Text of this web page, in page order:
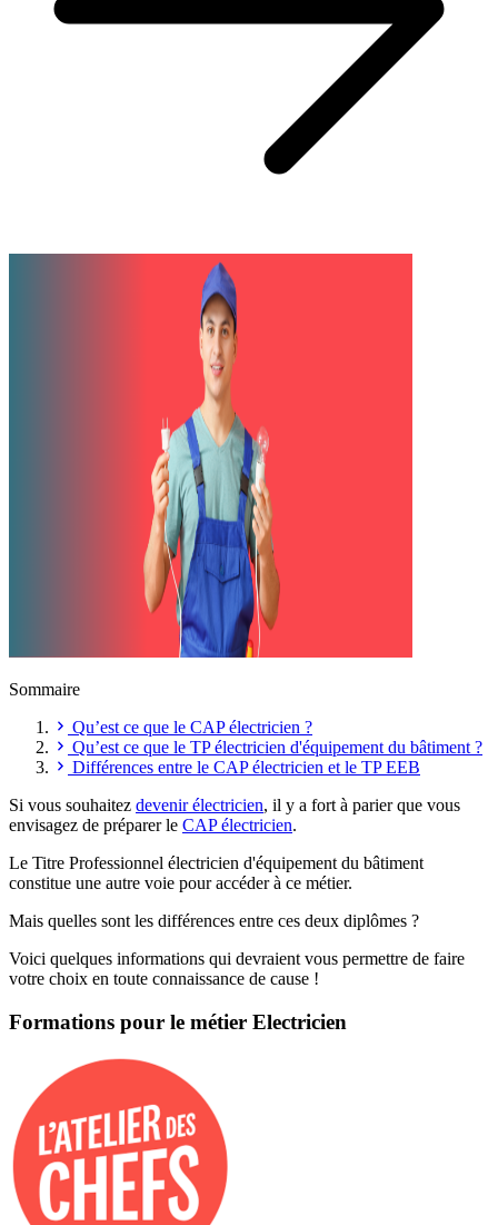
Sommaire
Qu’est ce que le CAP électricien ?
Qu’est ce que le TP électricien d'équipement du bâtiment ?
Différences entre le CAP électricien et le TP EEB
Si vous souhaitez devenir électricien, il y a fort à parier que vous
envisagez de préparer le CAP électricien.
Le Titre Professionnel électricien d'équipement du bâtiment
constitue une autre voie pour accéder à ce métier.
Mais quelles sont les différences entre ces deux diplômes ?
Voici quelques informations qui devraient vous permettre de faire
votre choix en toute connaissance de cause !
Formations pour le métier Electricien